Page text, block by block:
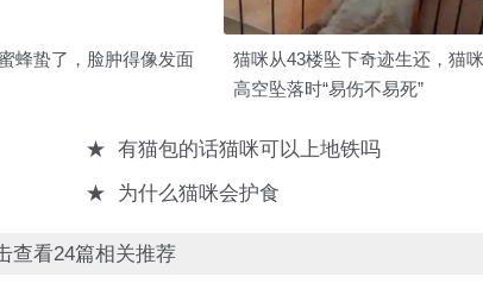
蜂蛰了，脸肿得像发面
猫咪从43楼坠下奇迹生还，猫咪
高空坠落时“易伤不易死”
★ 有猫包的话猫咪可以上地铁吗
★ 为什么猫咪会护食
查看24篇相关推荐